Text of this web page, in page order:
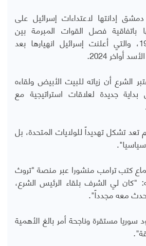
إدانتها لاعتداءات إسرائيل على
باتفاقية فصل القوات المبرمة بين
الجانبين عام 1974، والتي أعلنت إسرائيل انهيارها بعد
أواخر 2024.
الشرع أن زياته للبيت الأبيض ولقاءه
جديدة لعلاقات استراتيجية مع
تعد تشكل تهديداً للولايات المتحدة، بل
كتب ترامب منشورا عبر منصة "تروث
لي الشرف بلقاء الرئيس الشرع،
معه مجدداً".
مستقرة وناجحة أمر بالغ الأهمية